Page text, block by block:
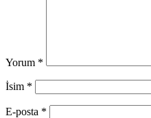
Yorum *
İsim *
E-posta *